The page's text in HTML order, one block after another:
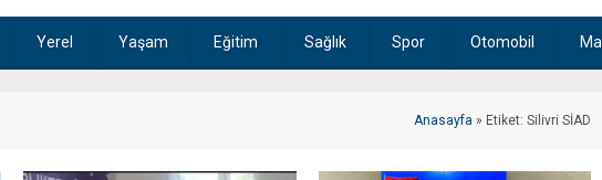
Yerel Yaşam Eğitim Sağlık Spor Otomobil
Anasayfa » Etiket: Silivri SİAD